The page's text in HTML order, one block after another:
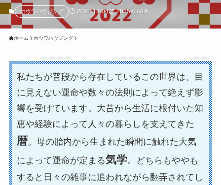
ホウワハウジング 2021-12-04 2025-07-16
ホーム ホウワハウジング
私たちが普段から存在しているこの世界は、目
に見えない運命や数々の法則によって絶えず影
響を受けています。大昔から生活に根付いた知
恵や経験によって人々の暮らしを支えてきた
暦。母の胎内から生まれた瞬間に触れた大気
によって運命が定まる気学。どちらもややも
すると日々の雑事に追われながら翻弄されてし